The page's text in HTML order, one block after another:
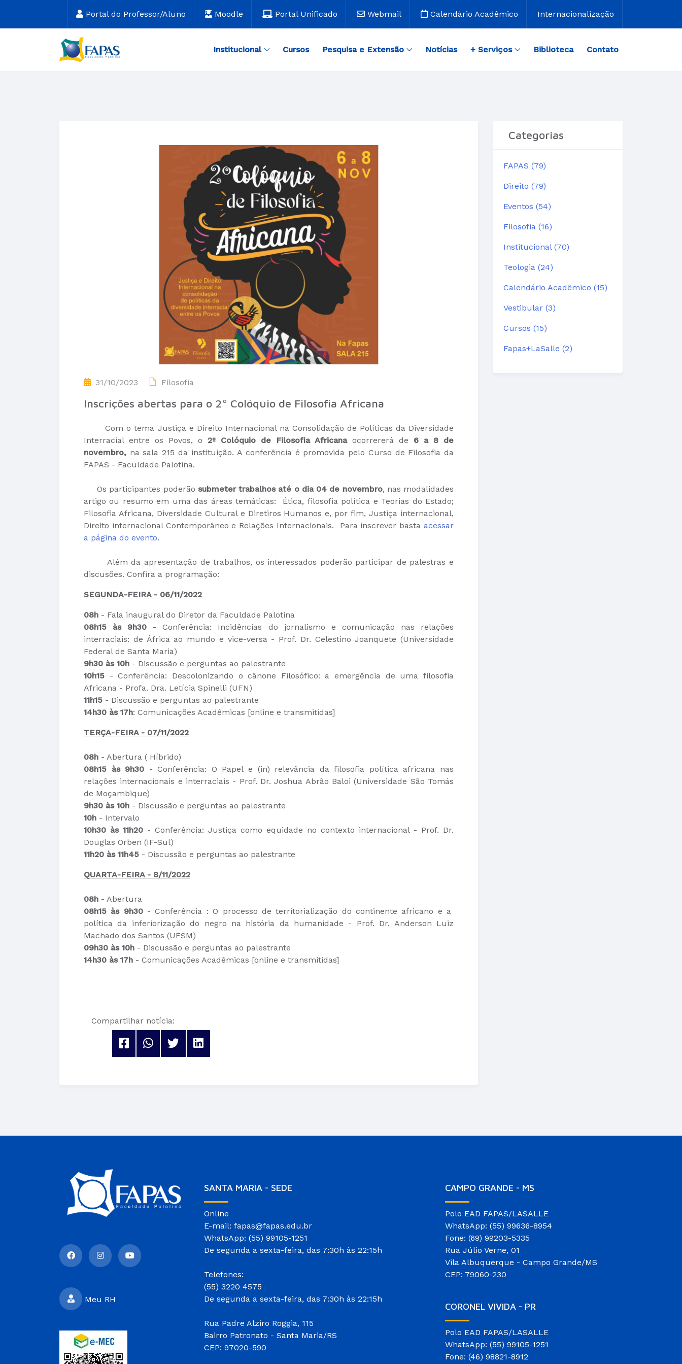
Portal do Professor/Aluno Moodle Portal Unificado Webmail Calendário Acadêmico Internacionalização
Institucional Cursos Pesquisa e Extensão Notícias + Serviços Biblioteca Contato
31/10/2023 Filosofia
Inscrições abertas para o 2º Colóquio de Filosofia Africana
Com o tema Justiça e Direito Internacional na Consolidação de Políticas da Diversidade
Interracial entre os Povos, o 2º Colóquio de Filosofia Africana ocorrererá de 6 a 8 de
novembro, na sala 215 da instituição. A conferência é promovida pelo Curso de Filosofia da
FAPAS - Faculdade Palotina.
Os participantes poderão submeter trabalhos até o dia 04 de novembro, nas modalidades
artigo ou resumo em uma das áreas temáticas: Ética, filosofia política e Teorias do Estado;
Filosofia Africana, Diversidade Cultural e Diretiros Humanos e, por fim, Justiça internacional,
Direito internacional Contemporâneo e Relações Internacionais. Para inscrever basta acessar
a página do evento.
Além da apresentação de trabalhos, os interessados poderão participar de palestras e
discusões. Confira a programação:
SEGUNDA-FEIRA - 06/11/2022
08h - Fala inaugural do Diretor da Faculdade Palotina
08h15 às 9h30 -
Conferência: Incidências do jornalismo e comunicação nas relações
interraciais: de África ao mundo e vice-versa - Prof. Dr. Celestino Joanquete (Universidade
Federal de Santa Maria)
9h30 às 10h - Discussão e perguntas ao palestrante
10h15 - Conferência: Descolonizando o cânone Filosófico: a emergência de uma filosofia
Africana - Profa. Dra. Letícia Spinelli (UFN)
11h15 - Discussão e perguntas ao palestrante
14h30 às 17h: Comunicações Acadêmicas [online e transmitidas]
TERÇA-FEIRA - 07/11/2022
08h - Abertura ( Híbrido)
08h15 às 9h30 - Conferência: O Papel e (in) relevância da filosofia política africana nas
relações internacionais e interraciais - Prof. Dr. Joshua Abrão Baloi (Universidade São Tomás
de Moçambique)
9h30 às 10h - Discussão e perguntas ao palestrante
10h - Intervalo
10h30 às 11h20 - Conferência: Justiça como equidade no contexto internacional - Prof. Dr.
Douglas Orben (IF-Sul)
11h20 às 11h45 - Discussão e perguntas ao palestrante
QUARTA-FEIRA - 8/11/2022
08h - Abertura
08h15 às 9h30- Conferência : O processo de territorialização do continente africano e a
política da inferiorização do negro na história da humanidade - Prof. Dr. Anderson Luiz
Machado dos Santos (UFSM)
09h30 às 10h - Discussão e perguntas ao palestrante
14h30 às 17h - Comunicações Acadêmicas [online e transmitidas]
Compartilhar notícia:
Categorias
FAPAS (79)
Direito (79)
Eventos (54)
Filosofia (16)
Institucional (70)
Teologia (24)
Calendário Acadêmico (15)
Vestibular (3)
Cursos (15)
Fapas+LaSalle (2)
Meu RH
SANTA MARIA - SEDE
Online
E-mail: fapas@fapas.edu.br
WhatsApp: (55) 99105-1251
De segunda a sexta-feira, das 7:30h às 22:15h
Telefones:
(55) 3220 4575
De segunda a sexta-feira, das 7:30h às 22:15h
Rua Padre Alziro Roggia, 115
Bairro Patronato - Santa Maria/RS
CEP: 97020-590
CAMPO GRANDE - MS
Polo EAD FAPAS/LASALLE
WhatsApp: (55) 99636-8954
Fone: (69) 99203-5335
Rua Júlio Verne, 01
Vila Albuquerque - Campo Grande/MS
CEP: 79060-230
CORONEL VIVIDA - PR
Polo EAD FAPAS/LASALLE
WhatsApp: (55) 99105-1251
Fone: (46) 98821-8912